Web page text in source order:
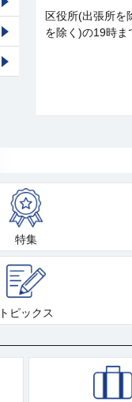
区役所(出張所を
を除く)の19時ま
特集
トピックス